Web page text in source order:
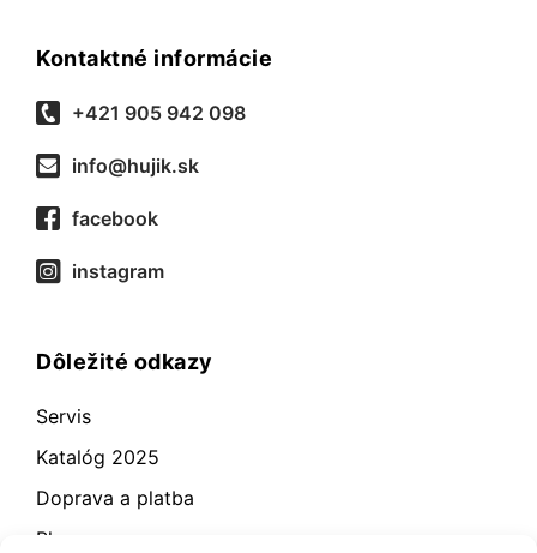
Kontaktné informácie
+421 905 942 098
info@hujik.sk
facebook
instagram
Dôležité odkazy
Servis
Katalóg 2025
Doprava a platba
Blog